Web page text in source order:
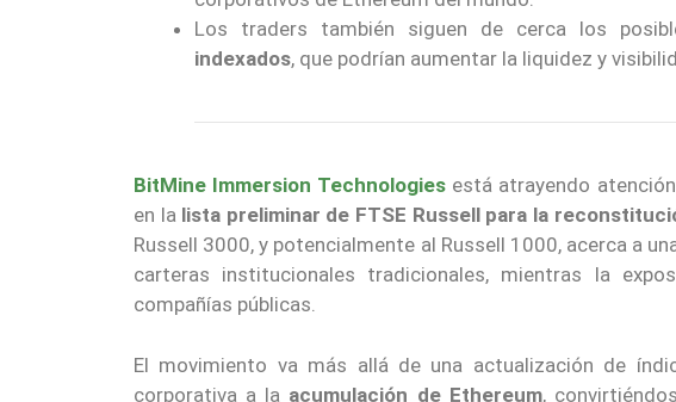
Los traders también siguen de cerca los
indexados, que podrían aumentar la liquidez y
BitMine Immersion Technologies está atrayendo
en la lista preliminar de FTSE Russell para la
Russell 3000, y potencialmente al Russell 1000, acerca a
carteras institucionales tradicionales, mientras la
compañías públicas.
El movimiento va más allá de una actualización de
corporativa a la acumulación de Ethereum,